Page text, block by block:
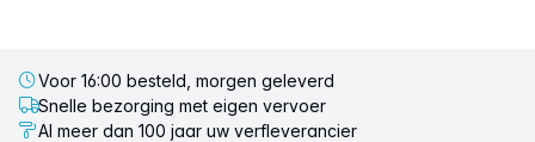
Voor 16:00 besteld, morgen geleverd
Snelle bezorging met eigen vervoer
Al meer dan 100 jaar uw verfleverancier